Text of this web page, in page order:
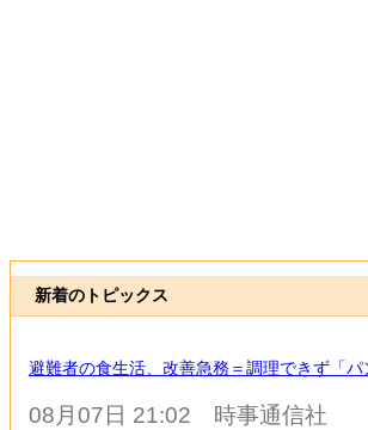
新着のトピックス
避難者の食生活、改善急務＝調理できず「
08月07日 21:02 時事通信社